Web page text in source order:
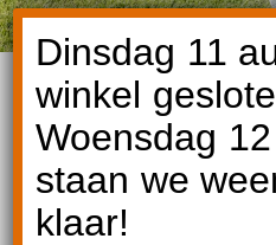
Dinsdag 11
winkel
Woensdag
staan we
klaar!